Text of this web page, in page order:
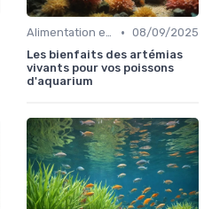
Alimentation et nutrition • 08/09/2025
Les bienfaits des artémias
vivants pour vos poissons
d'aquarium